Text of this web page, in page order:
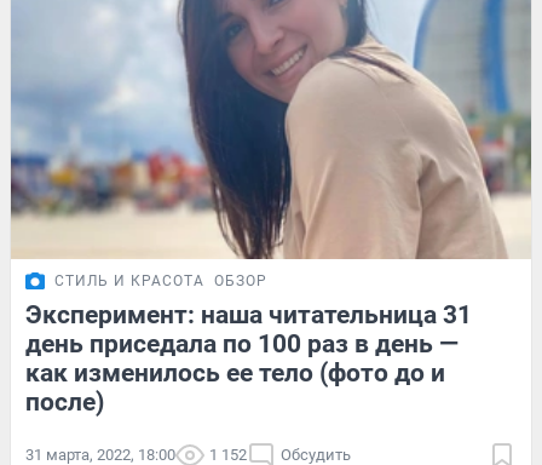
СТИЛЬ И КРАСОТА ОБЗОР
Эксперимент: наша читательница 31
день приседала по 100 раз в день —
как изменилось ее тело (фото до и
после)
31 марта, 2022, 18:00 1 152 Обсудить